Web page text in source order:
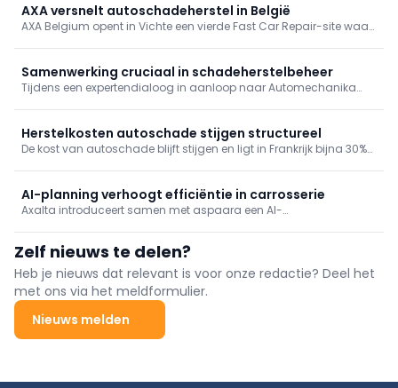
AXA versnelt autoschadeherstel in België
AXA Belgium opent in Vichte een vierde Fast Car Repair-site waar
Samenwerking cruciaal in schadeherstelbeheer
Tijdens een expertendialoog in aanloop naar Automechanika
stijgende schadeherstelkosten onder controle te houden.
Herstelkosten autoschade stijgen structureel
De kost van autoschade blijft stijgen en ligt in Frankrijk bijna 30%
AI-planning verhoogt efficiëntie in carrosserie
Axalta introduceert samen met aspaara een AI-
doorvoer zonder extra personeel.
Zelf nieuws te delen?
Heb je nieuws dat relevant is voor onze redactie? Deel het
met ons via het meldformulier.
Nieuws melden